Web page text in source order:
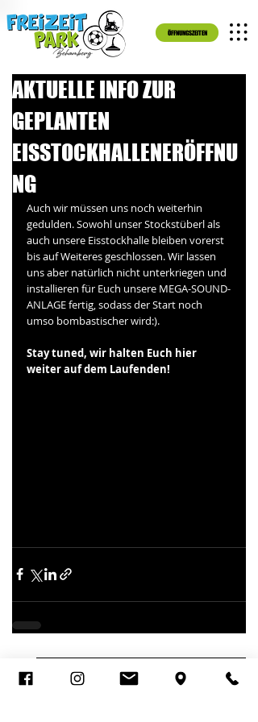
ÖFFNUNGSZEITEN
AKTUELLE INFO ZUR
GEPLANTEN
EISSTOCKHALLENERÖFFNU
NG
Auch wir müssen uns noch weiterhin
gedulden. Sowohl unser Stockstüberl als
auch unsere Eisstockhalle bleiben vorerst
bis auf Weiteres geschlossen. Wir lassen
uns aber natürlich nicht unterkriegen und
installieren für Euch unsere MEGA-SOUND-
ANLAGE fertig, sodass der Start noch
umso bombastischer wird:).
Stay tuned, wir halten Euch hier
weiter auf dem Laufenden!